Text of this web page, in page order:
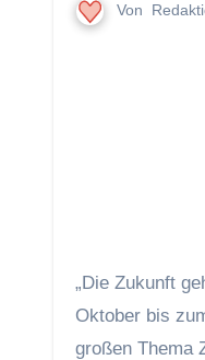
Von
„Die Zukunft
Oktober bis
großen Thema